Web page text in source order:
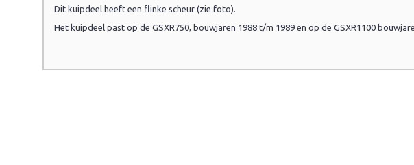
Dit kuipdeel heeft een flinke scheur (zie foto).
Het kuipdeel past op de GSXR750, bouwjaren 1988 t/m 1989 en op de GSXR1100